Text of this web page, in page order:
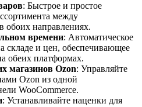
: Быстрое и простое
между
обоих направлениях.
времени: Автоматическое
складе и цен, обеспечивающее
обеих платформах.
магазинов Ozon: Управляйте
Ozon из одной
WooCommerce.
: Устанавливайте наценки для